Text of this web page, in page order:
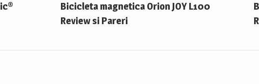
Bicicleta magnetica Orion JOY L100
Review si Pareri